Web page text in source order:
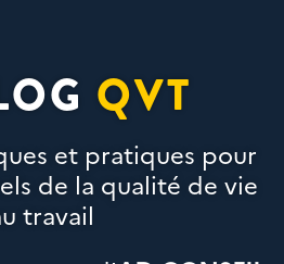
QVT
et pratiques pour
de la qualité de vie
travail